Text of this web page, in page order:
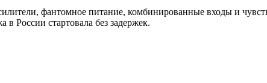
фантомное питание, комбинированные входы и
России стартовала без задержек.